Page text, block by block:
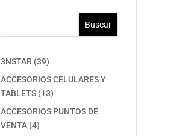
Buscar
3NSTAR 3939
productos
ACCESORIOS CELULARES Y
TABLETS 1313
productos
ACCESORIOS PUNTOS DE
VENTA 44